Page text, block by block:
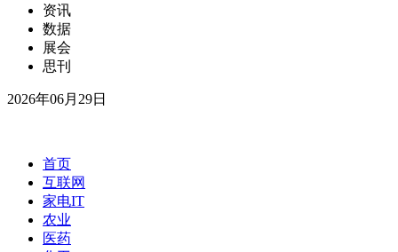
资讯
数据
展会
思刊
2026年06月29日
首页
互联网
家电IT
农业
医药